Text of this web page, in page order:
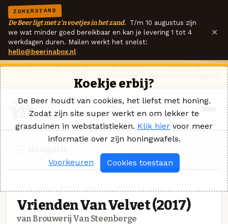
ZOMERSTAND
De Beer ligt met z'n voetjes in het zand. T/m 10 augustus zijn
we wat minder goed bereikbaar en kan je levering 1 tot 4
werkdagen duren. Mailen werkt het snelst:
hello@beerinabox.nl
×
Vrienden Van Velvet (2017)
van Brouwerij Van Steenberge
Koekje erbij?
De Beer houdt van cookies, het liefst met honing.
Zodat zijn site super werkt en om lekker te
grasduinen in webstatistieken. Klik hier voor meer
informatie over zijn honingwafels.
Voorkeuren Cookies toestaan